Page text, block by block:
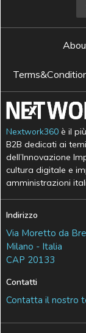
Nextwork360 è il
B2B dedicati ai
dell’Innovazione
cultura digitale e
amministrazioni
Indirizzo
Via Moretto da
Milano - Italia
CAP 20133
Contatti
Contatta il nostro